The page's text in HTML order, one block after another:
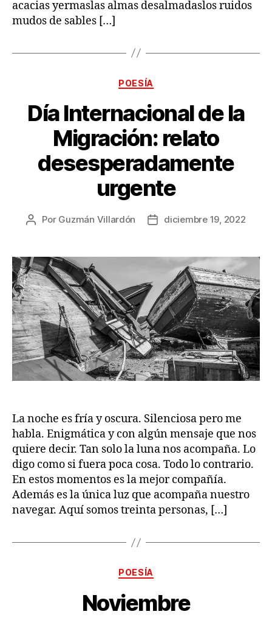
acacias yermaslas almas desalmadaslos ruidos
mudos de sables […]
Categorías
POESÍA
Día Internacional de la
Migración: relato
desesperadamente
urgente
Autor
publicación
Por Guzmán Villardón
Fecha
publicación
diciembre 19, 2022
La noche es fría y oscura. Silenciosa pero me
habla. Enigmática y con algún mensaje que nos
quiere decir. Tan solo la luna nos acompaña. Lo
digo como si fuera poca cosa. Todo lo contrario.
En estos momentos es la mejor compañía.
Además es la única luz que acompaña nuestro
navegar. Aquí somos treinta personas, […]
Categorías
POESÍA
Noviembre